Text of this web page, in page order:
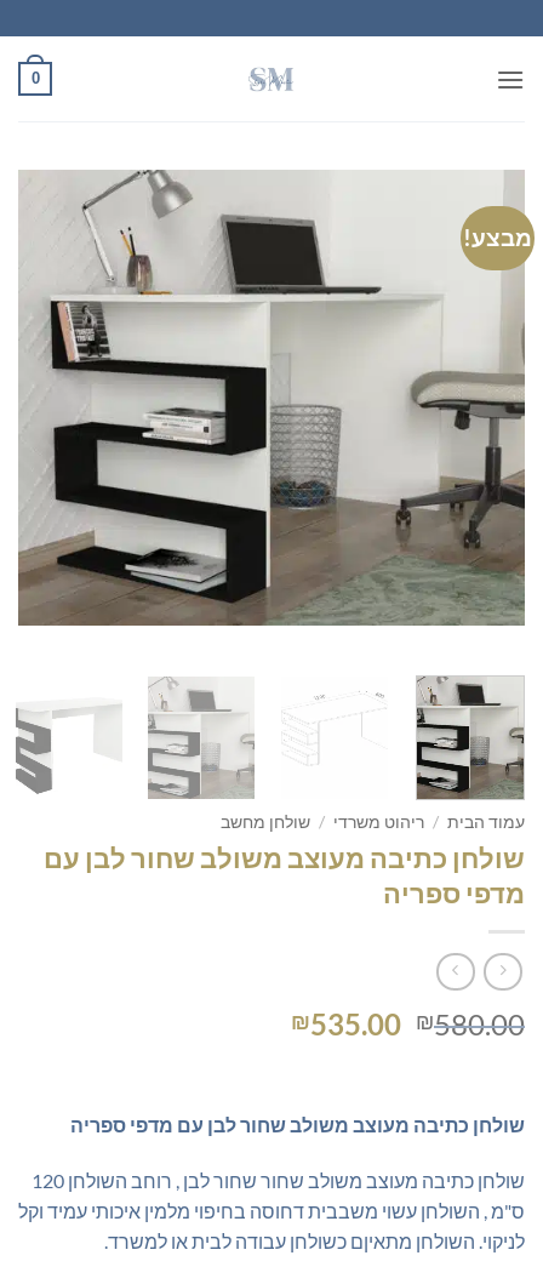
to
content
0
מבצע!
עמוד הבית / ריהוט משרדי / שולחן מחשב
שולחן כתיבה מעוצב משולב שחור לבן עם
מדפי ספריה
₪580.00
המחיר
₪580.00.
₪535.00
₪535.00.
שולחן כתיבה מעוצב משולב שחור לבן עם מדפי ספריה
שולחן כתיבה מעוצב משולב שחור שחור לבן , רוחב השולחן 120
ס"מ , השולחן עשוי משבבית דחוסה בחיפוי מלמין איכותי עמיד וקל
לניקוי. השולחן מתאיןם כשולחן עבודה לבית או למשרד.